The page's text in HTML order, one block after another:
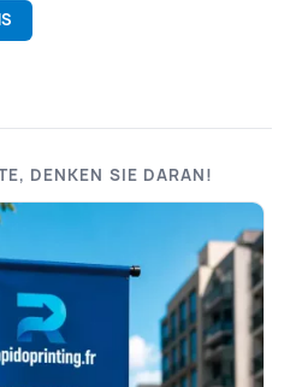
DENKEN SIE DARAN!